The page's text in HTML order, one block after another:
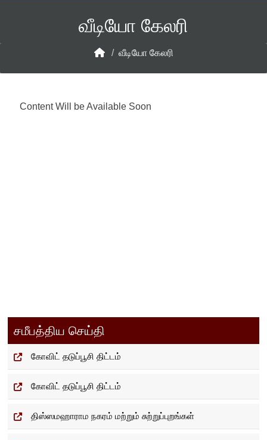
வீடியோ கேலரி
/ வீடியோ கேலரி
Content Will be Available Soon
சமீபத்திய செய்தி
கோவிட் தடுப்பூசி திட்டம்
கோவிட் தடுப்பூசி திட்டம்
திஸ்ஸமஹாராம நகரம் மற்றும் சுற்றுப்புறங்கள்